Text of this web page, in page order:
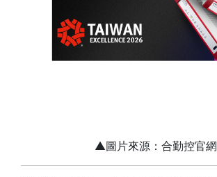
▲圖片來源：合勤控官網